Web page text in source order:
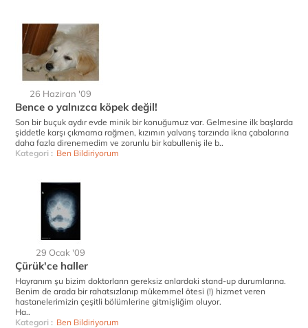
26 Haziran '09
Bence o yalnızca köpek değil!
Son bir buçuk aydır evde minik bir konuğumuz var. Gelmesine ilk başlarda
şiddetle karşı çıkmama rağmen, kızımın yalvarış tarzında ikna çabalarına
daha fazla direnemedim ve zorunlu bir kabulleniş ile b..
Kategori : Ben Bildiriyorum
29 Ocak '09
Çürük'ce haller
Hayranım şu bizim doktorların gereksiz anlardaki stand-up durumlarına.
Benim de arada bir rahatsızlanıp mükemmel ötesi (!) hizmet veren
hastanelerimizin çeşitli bölümlerine gitmişliğim oluyor.
Ha..
Kategori : Ben Bildiriyorum